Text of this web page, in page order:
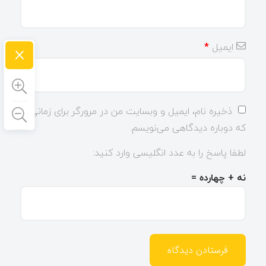
ایمیل *
ذخیره نام، ایمیل و وبسایت من در مرورگر برای زمانی
که دوباره دیدگاهی می‌نویسم.
لطفا پاسخ را به عدد انگلیسی وارد کنید:
نه + چهارده =
×